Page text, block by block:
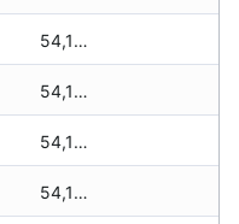
54,195 zł
54,130 zł
54,130 zł
54,130 zł